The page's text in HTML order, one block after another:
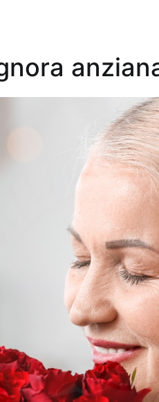
Quali sono le piante da
Blog di Fiorista
Piante da
Quando si tratta di fare un
che purificano l'aria
aggiungono un tocco di verde
anche a migliorare la qualità dell
purificanti sono note per la
come formaldeide, benzene e
ossigeno. Tra le più efficaci
cerca una pianta
piante che purificano l'aria
come "lingua di suocera", e il
entrambe facili da curare e